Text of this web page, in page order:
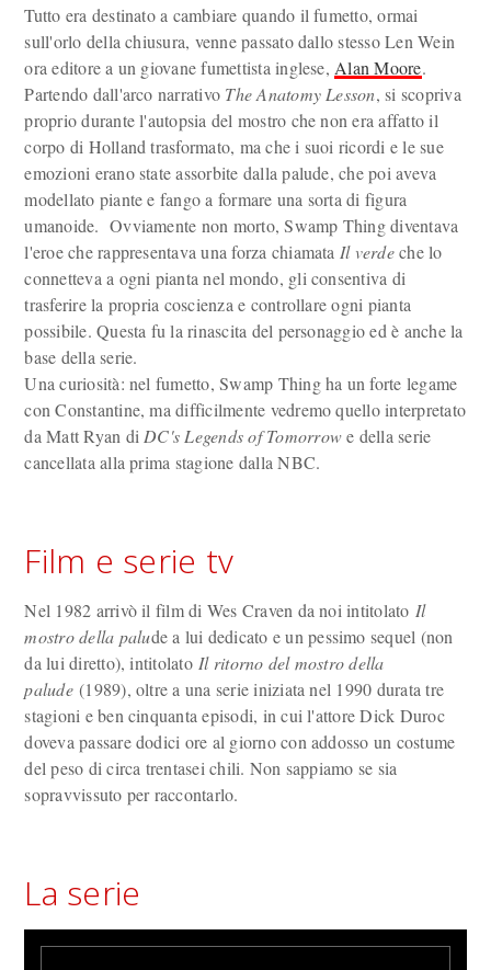
Tutto era destinato a cambiare quando il fumetto, ormai
sull'orlo della chiusura, venne passato dallo stesso Len Wein
ora editore a un giovane fumettista inglese, Alan Moore.
Partendo dall'arco narrativo The Anatomy Lesson, si scopriva
proprio durante l'autopsia del mostro che non era affatto il
corpo di Holland trasformato, ma che i suoi ricordi e le sue
emozioni erano state assorbite dalla palude, che poi aveva
modellato piante e fango a formare una sorta di figura
umanoide. Ovviamente non morto, Swamp Thing diventava
l'eroe che rappresentava una forza chiamata Il verdeche lo
connetteva a ogni pianta nel mondo, gli consentiva di
trasferire la propria coscienza e controllare ogni pianta
possibile. Questa fu la rinascita del personaggio ed è anche la
base della serie.
Una curiosità: nel fumetto, Swamp Thing ha un forte legame
con Constantine, ma difficilmente vedremo quello interpretato
da Matt Ryan di DC's Legends of Tomorrowe della serie
cancellata alla prima stagione dalla NBC.
Film e serie tv
Nel 1982 arrivò il film di Wes Craven da noi intitolato Il
mostro della palude a lui dedicato e un pessimo sequel (non
da lui diretto), intitolato Il ritorno del mostro della
palude(1989), oltre a una serie iniziata nel 1990 durata tre
stagioni e ben cinquanta episodi, in cui l'attore Dick Duroc
doveva passare dodici ore al giorno con addosso un costume
del peso di circa trentasei chili. Non sappiamo se sia
sopravvissuto per raccontarlo.
La serie